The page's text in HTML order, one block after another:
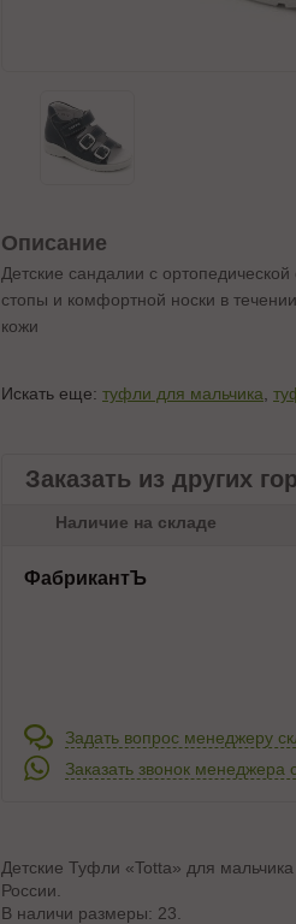
Описание
Детские сандалии с
стопы и комфортной носки в
кожи
Искать еще: туфли для мальчика
Заказать из других
Наличие на складе
ФабрикантЪ
Задать вопрос менеджеру
Заказать звонок менеджера
Детские Туфли «Totta» для
России.
В наличи размеры: 23.